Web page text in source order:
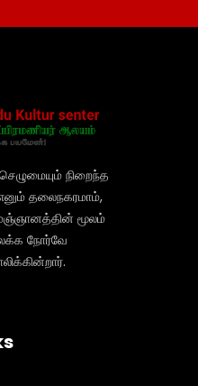
நிறைந்த
தலைநகரமாம்,
மூலம்
நோர்வே